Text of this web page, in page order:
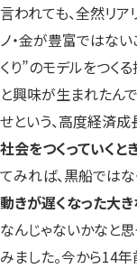
言われても、全然リア
ノ・金が豊富ではな
くり”のモデルをつく
と興味が生まれたん
せという、高度経済成
社会をつくっていくと
てみれば、黒船ではな
動きが遅くなった大
なんじゃないかなと
みました。今から14年